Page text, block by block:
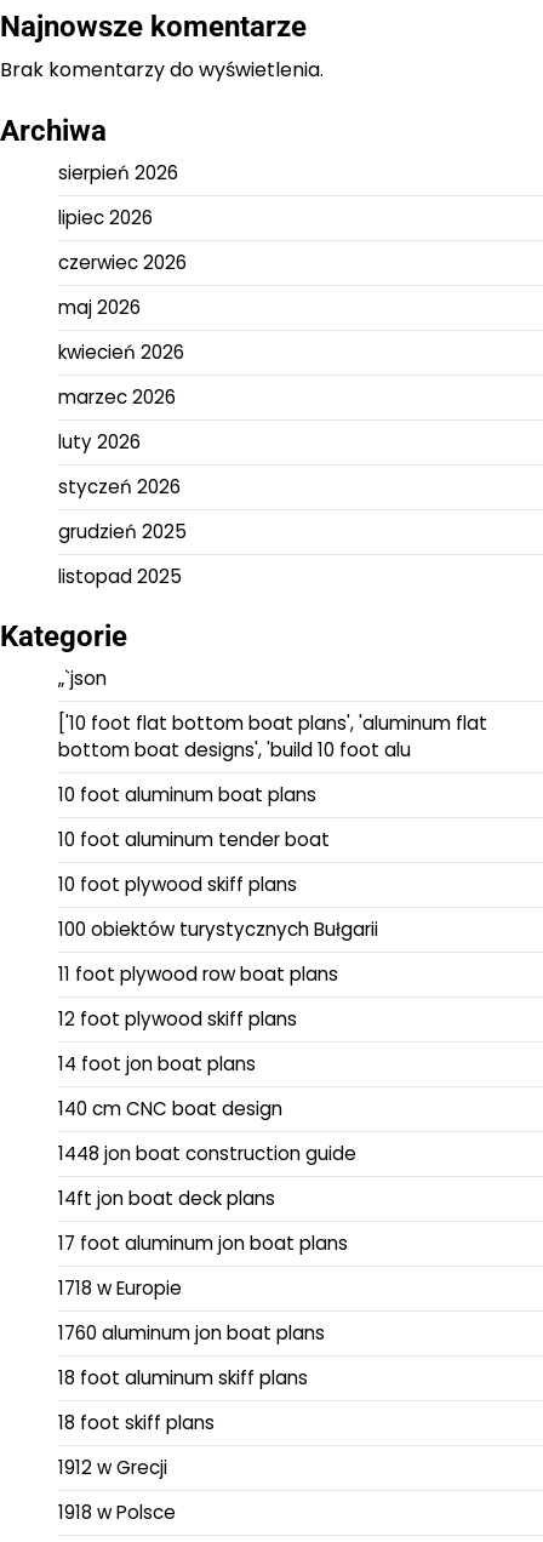
Najnowsze komentarze
Brak komentarzy do wyświetlenia.
Archiwa
sierpień 2026
lipiec 2026
czerwiec 2026
maj 2026
kwiecień 2026
marzec 2026
luty 2026
styczeń 2026
grudzień 2025
listopad 2025
Kategorie
„`json
['10 foot flat bottom boat plans', 'aluminum flat
bottom boat designs', 'build 10 foot alu
10 foot aluminum boat plans
10 foot aluminum tender boat
10 foot plywood skiff plans
100 obiektów turystycznych Bułgarii
11 foot plywood row boat plans
12 foot plywood skiff plans
14 foot jon boat plans
140 cm CNC boat design
1448 jon boat construction guide
14ft jon boat deck plans
17 foot aluminum jon boat plans
1718 w Europie
1760 aluminum jon boat plans
18 foot aluminum skiff plans
18 foot skiff plans
1912 w Grecji
1918 w Polsce